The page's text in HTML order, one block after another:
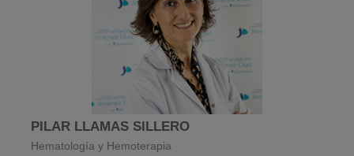
PILAR LLAMAS SILLERO
Hematología y Hemoterapia